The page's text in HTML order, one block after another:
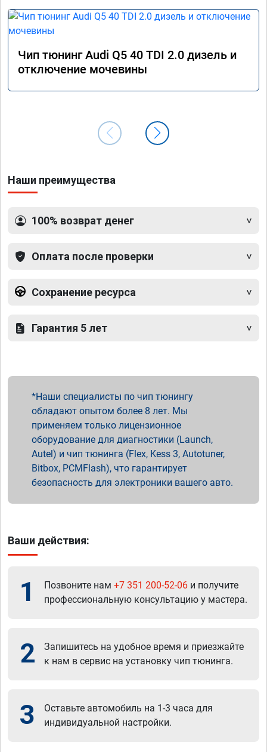
Чип тюнинг Audi Q5 40 TDI 2.0 дизель и
отключение мочевины
Наши преимущества
100% возврат денег
Оплата после проверки
Сохранение ресурса
Гарантия 5 лет
Наши специалисты по чип тюнингу
обладают опытом более 8 лет. Мы
применяем только лицензионное
оборудование для диагностики (Launch,
Autel) и чип тюнинга (Flex, Kess 3, Autotuner,
Bitbox, PCMFlash), что гарантирует
безопасность для электроники вашего авто.
Ваши действия:
1 Позвоните нам +7 351 200-52-06 и получите
профессиональную консультацию у мастера.
2
Запишитесь на удобное время и приезжайте
к нам в сервис на установку чип тюнинга.
3
Оставьте автомобиль на 1-3 часа для
индивидуальной настройки.